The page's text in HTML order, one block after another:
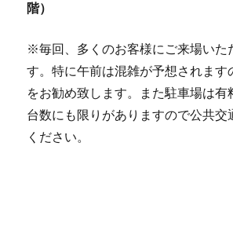
階）
※毎回、多くのお客様にご来場いた
す。特に午前は混雑が予想されます
をお勧め致します。また駐車場は有
台数にも限りがありますので公共交
ください。